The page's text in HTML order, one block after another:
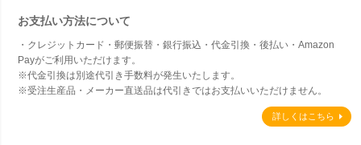
お支払い方法について
・クレジットカード・郵便振替・銀行振込・代金引換・後払い・Amazon
Payがご利用いただけます。
※代金引換は別途代引き手数料が発生いたします。
※受注生産品・メーカー直送品は代引きではお支払いいただけません。
詳しくはこちら